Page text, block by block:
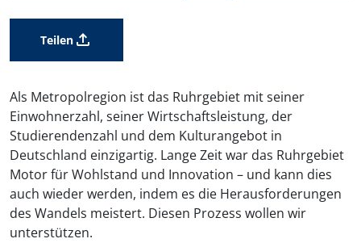
Teilen
Als Metropolregion ist das Ruhrgebiet mit seiner
Einwohnerzahl, seiner Wirtschaftsleistung, der
Studierendenzahl und dem Kulturangebot in
Deutschland einzigartig. Lange Zeit war das Ruhrgebiet
Motor für Wohlstand und Innovation – und kann dies
auch wieder werden, indem es die Herausforderungen
des Wandels meistert. Diesen Prozess wollen wir
unterstützen.